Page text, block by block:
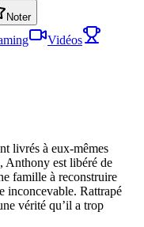
Noter
Vidéos
livrés à eux-mêmes
Anthony est libéré de
famille à reconstruire
inconcevable. Rattrapé
vérité qu’il a trop